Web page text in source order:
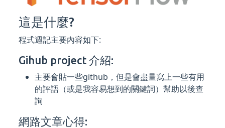
這是什麼?
程式週記主要內容如下:
Gihub project 介紹:
主要會貼一些github，但是會盡量寫上一些有用
的評語（或是我容易想到的關鍵詞）幫助以後查
詢
網路文章心得: